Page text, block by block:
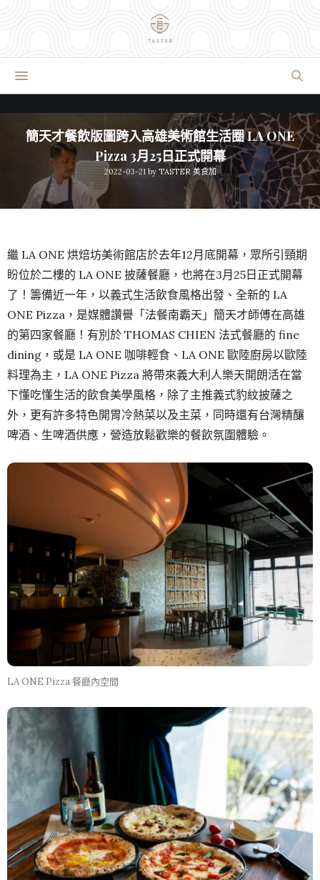
簡天才餐飲版圖跨入高雄美術館生活圈 LA ONE
Pizza 3月25日正式開幕
2022-03-21 by TASTER 美食加
繼 LA ONE 烘焙坊美術館店於去年12月底開幕，眾所引頸期
盼位於二樓的 LA ONE 披薩餐廳，也將在3月25日正式開幕
了！籌備近一年，以義式生活飲食風格出發、全新的 LA
ONE Pizza，是媒體讚譽「法餐南霸天」簡天才師傅在高雄
的第四家餐廳！有別於 THOMAS CHIEN 法式餐廳的 fine
dining，或是 LA ONE 咖啡輕食、LA ONE 歐陸廚房以歐陸
料理為主，LA ONE Pizza 將帶來義大利人樂天開朗活在當
下懂吃懂生活的飲食美學風格，除了主推義式豹紋披薩之
外，更有許多特色開胃冷熱菜以及主菜，同時還有台灣精釀
啤酒、生啤酒供應，營造放鬆歡樂的餐飲氛圍體驗。
LA ONE Pizza 餐廳內空間